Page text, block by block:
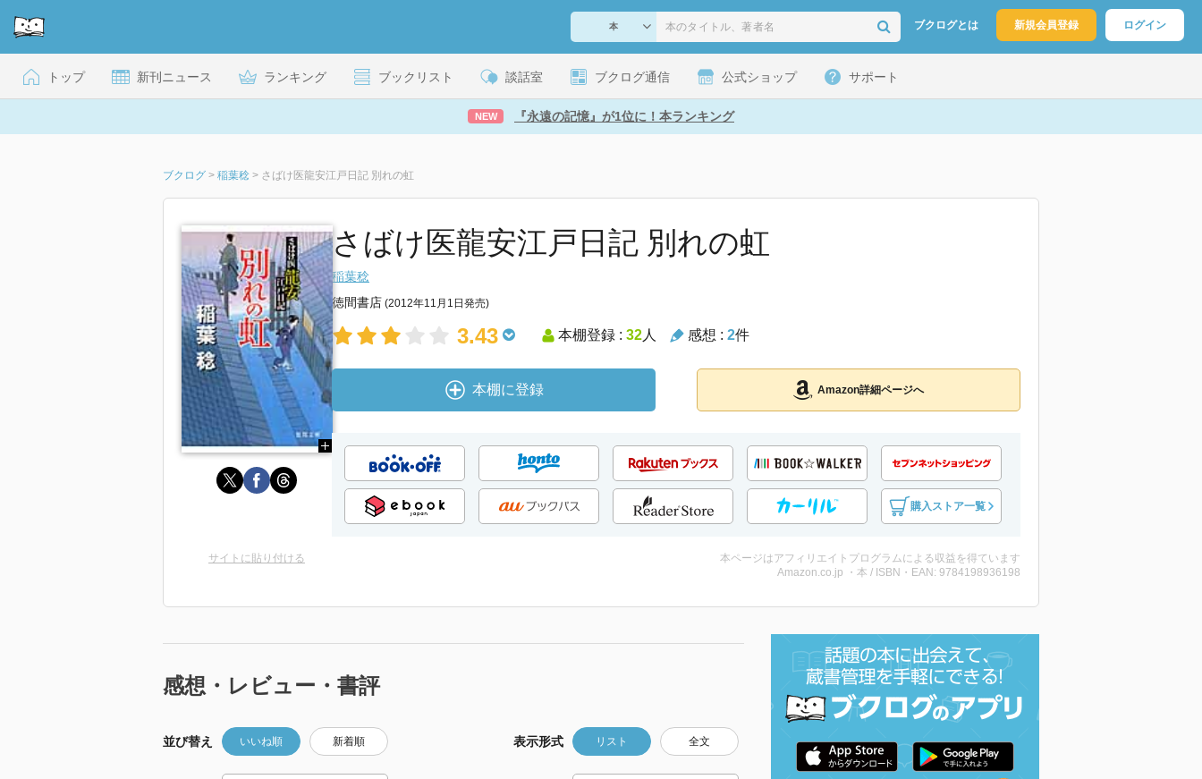
ブクログとは 新規会員登録 ログイン
トップ 新刊ニュース ランキング ブックリスト 談話室 ブクログ通信 公式ショップ サポート
NEW 『永遠の記憶』が1位に！本ランキング
ブクログ > 稲葉稔 > さばけ医龍安江戸日記 別れの虹
さばけ医龍安江戸日記 別れの虹
稲葉稔
徳間書店 (2012年11月1日発売)
3.43 本棚登録 : 32人 感想 : 2件
本棚に登録 Amazon詳細ページへ
購入ストア一覧
サイトに貼り付ける
本ページはアフィリエイトプログラムによる収益を得ています
Amazon.co.jp ・本 / ISBN・EAN: 9784198936198
感想・レビュー・書評
並び替え いいね順 新着順 表示形式 リスト 全文